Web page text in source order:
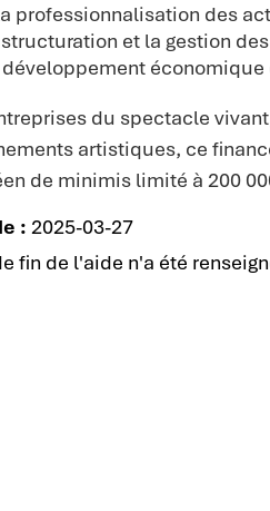
professionnalisation des
et la gestion
du spectacle
artistiques, ce
de minimis limité à 200
: 2025-03-27
fin de l'aide n'a été